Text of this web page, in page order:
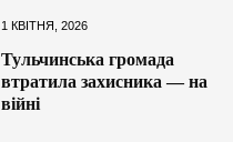
1 КВІТНЯ, 2026
Тульчинська громада
втратила захисника — на
війні